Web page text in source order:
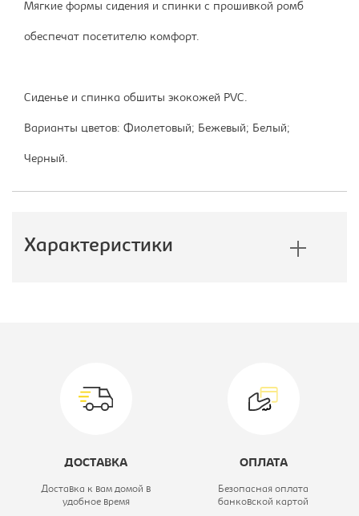
Мягкие формы сидения и спинки с прошивкой ромб
обеспечат посетителю комфорт.
Сиденье и спинка обшиты экокожей PVC.
Варианты цветов: Фиолетовый; Бежевый; Белый;
Черный.
Характеристики
КОМФОРТ WX-
Материал обивки: кож.зам
ДОСТАВКА
Доставка к вам домой в
удобное время
ОПЛАТА
Безопасная оплата
банковской картой